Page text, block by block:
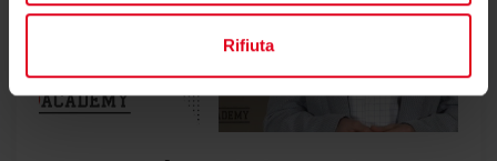
Rifiuta